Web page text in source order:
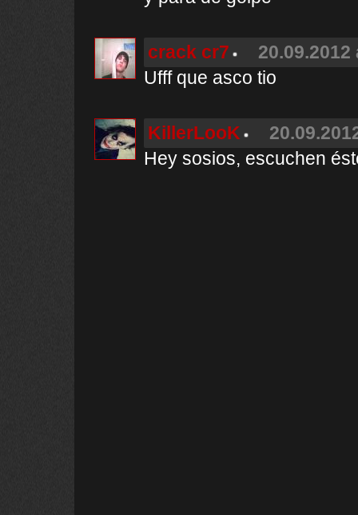
crack cr7
Ufff que asco tio
KillerLooK
Hey sosios, escuchen